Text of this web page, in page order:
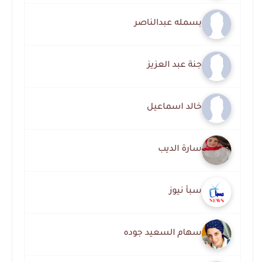
بسمله عبدالناصر
جنة عبد العزيز
خالد اسماعيل
سارة الديب
سبأ نيوز
سهام السعيد جوده